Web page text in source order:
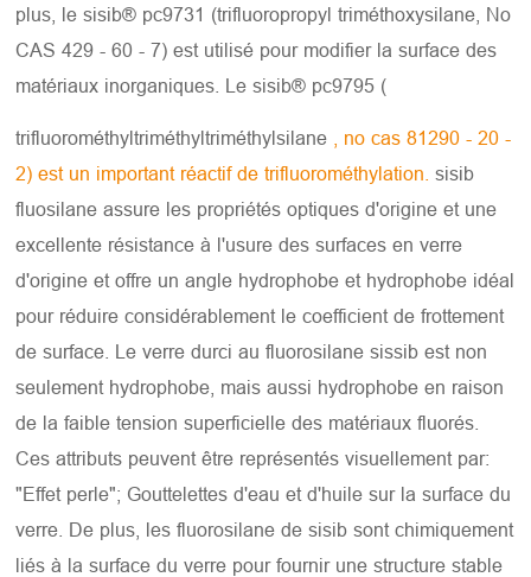
plus, le sisib® pc9731 (trifluoropropyl triméthoxysilane, No
CAS 429 - 60 - 7) est utilisé pour modifier la surface des
matériaux inorganiques. Le sisib® pc9795 (
trifluorométhyltriméthyltriméthylsilane
, no cas 81290 - 20 -
2) est un important réactif de trifluorométhylation.sisib
fluosilane assure les propriétés optiques d'origine et une
excellente résistance à l'usure des surfaces en verre
d'origine et offre un angle hydrophobe et hydrophobe idéal
pour réduire considérablement le coefficient de frottement
de surface. Le verre durci au fluorosilane sissib est non
seulement hydrophobe, mais aussi hydrophobe en raison
de la faible tension superficielle des matériaux fluorés.
Ces attributs peuvent être représentés visuellement par:
"Effet perle"; Gouttelettes d'eau et d'huile sur la surface du
verre. De plus, les fluorosilane de sisib sont chimiquement
liés à la surface du verre pour fournir une structure stable